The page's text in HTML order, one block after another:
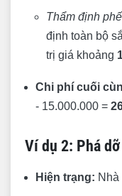
Thẩm định
định toàn bộ
trị giá khoảng
Chi phí cuối
- 15.000.000 =
Ví dụ 2: Phá
Hiện trạng: Nhà